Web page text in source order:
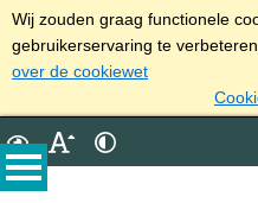
Wij zouden graag functionele
gebruikerservaring te
over de cookiewet